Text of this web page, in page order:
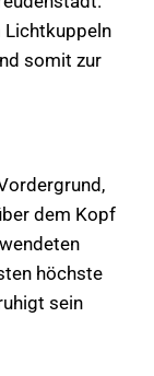
Lichtkuppeln
somit zur
dem Kopf
höchste
sein